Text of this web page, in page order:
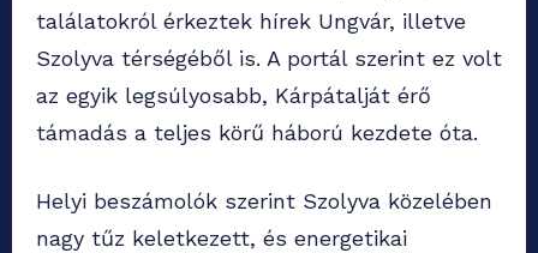
találatokról érkeztek hírek Ungvár, illetve
Szolyva térségéből is. A portál szerint ez volt
az egyik legsúlyosabb, Kárpátalját érő
támadás a teljes körű háború kezdete óta.
Helyi beszámolók szerint Szolyva közelében
nagy tűz keletkezett, és energetikai